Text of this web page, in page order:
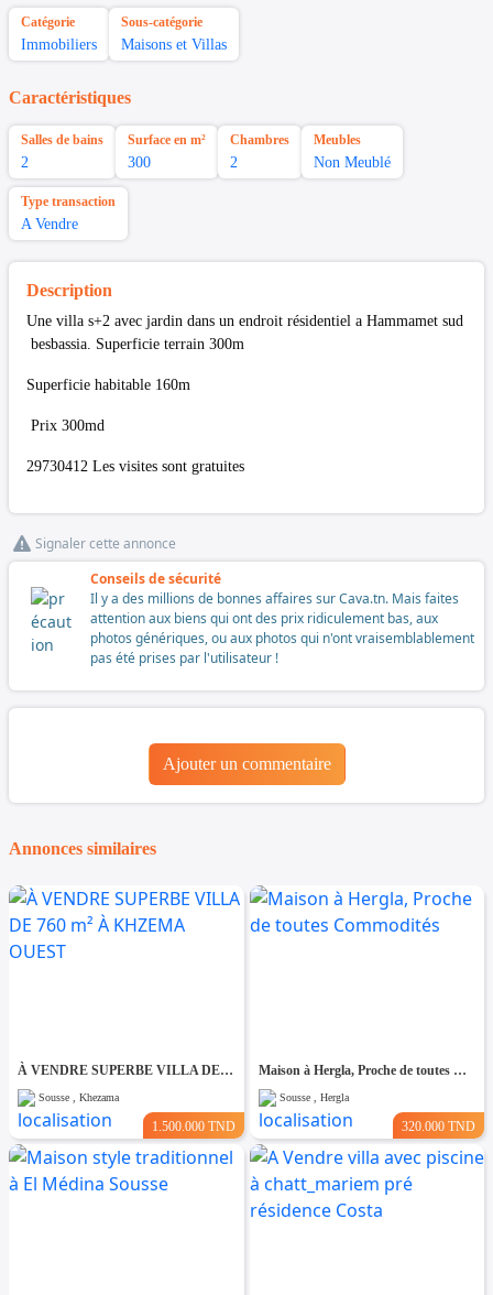
Catégorie
Immobiliers
Sous-catégorie
Maisons et Villas
Caractéristiques
Salles de bains
2
Surface en m²
300
Chambres
2
Meubles
Non Meublé
Type transaction
A Vendre
Description
Une villa s+2 avec jardin dans un endroit résidentiel a Hammamet sud
besbassia. Superficie terrain 300m
Superficie habitable 160m
Prix 300md
29730412 Les visites sont gratuites
Signaler cette annonce
Conseils de sécurité
Il y a des millions de bonnes affaires sur Cava.tn. Mais faites
attention aux biens qui ont des prix ridiculement bas, aux
photos génériques, ou aux photos qui n'ont vraisemblablement
pas été prises par l'utilisateur !
Ajouter un commentaire
Annonces similaires
À VENDRE SUPERBE VILLA DE 760 m² À KHZEMA OUEST
Sousse , Khezama
1.500.000 TND
Maison à Hergla, Proche de toutes Commodités
Sousse , Hergla
320.000 TND